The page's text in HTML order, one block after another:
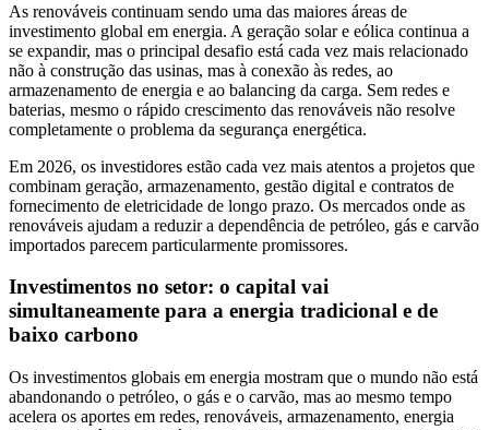
As renováveis continuam sendo uma das maiores áreas de
investimento global em energia. A geração solar e eólica continua a
se expandir, mas o principal desafio está cada vez mais relacionado
não à construção das usinas, mas à conexão às redes, ao
armazenamento de energia e ao balancing da carga. Sem redes e
baterias, mesmo o rápido crescimento das renováveis não resolve
completamente o problema da segurança energética.
Em 2026, os investidores estão cada vez mais atentos a projetos que
combinam geração, armazenamento, gestão digital e contratos de
fornecimento de eletricidade de longo prazo. Os mercados onde as
renováveis ajudam a reduzir a dependência de petróleo, gás e carvão
importados parecem particularmente promissores.
Investimentos no setor: o capital vai
simultaneamente para a energia tradicional e de
baixo carbono
Os investimentos globais em energia mostram que o mundo não está
abandonando o petróleo, o gás e o carvão, mas ao mesmo tempo
acelera os aportes em redes, renováveis, armazenamento, energia